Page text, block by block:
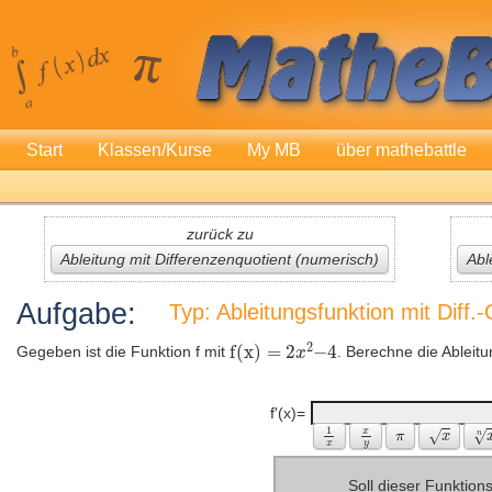
Start Klassen/Kurse My MB über mathebattle
zurück zu
Ableitung mit Differenzenquotient (numerisch)
Aufgabe: Typ: Ableitungsfunktion mit Diff.-
Gegeben ist die Funktion f mit . Berechne die
f'(x)=
Soll dieser